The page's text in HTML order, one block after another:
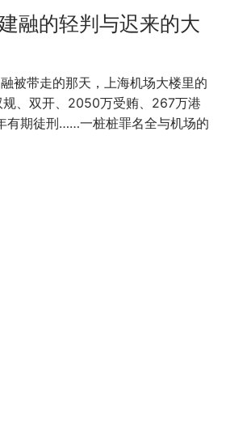
融的轻判与迟来的大
被带走的那天，上海机场大楼里的
规、双开、2050万受贿、267万港
有期徒刑……一桩桩罪名全与机场的